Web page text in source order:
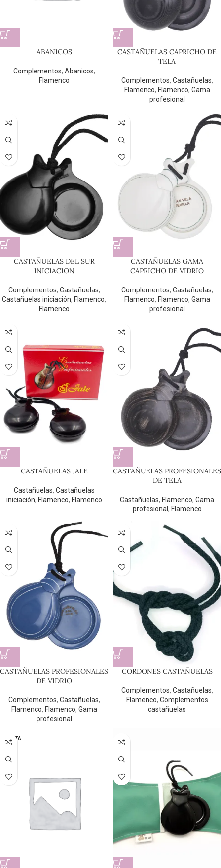
ABANICOS
Complementos, Abanicos,
Flamenco
CASTAÑUELAS CAPRICHO DE
TELA
Complementos, Castañuelas,
Flamenco, Flamenco, Gama
profesional
CASTAÑUELAS DEL SUR
INICIACION
Complementos, Castañuelas,
Castañuelas iniciación, Flamenco,
Flamenco
CASTAÑUELAS GAMA
CAPRICHO DE VIDRIO
Complementos, Castañuelas,
Flamenco, Flamenco, Gama
profesional
CASTAÑUELAS JALE
Castañuelas, Castañuelas
iniciación, Flamenco, Flamenco
CASTAÑUELAS PROFESIONALES
DE TELA
Castañuelas, Flamenco, Gama
profesional , Flamenco
CASTAÑUELAS PROFESIONALES
DE VIDRIO
Complementos, Castañuelas,
Flamenco, Flamenco, Gama
profesional
CORDONES CASTAÑUELAS
Complementos, Castañuelas,
Flamenco, Complementos
castañuelas
AGOTA
DO